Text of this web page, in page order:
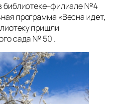
библиотеке-филиале №4
программа «Весна идет,
пришли
сада № 50 .